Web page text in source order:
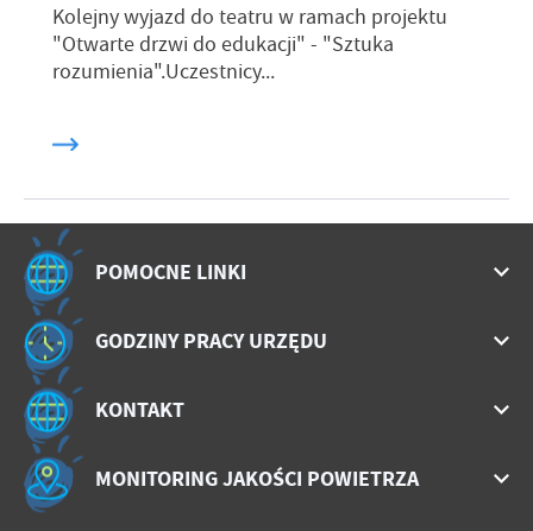
Kolejny wyjazd do teatru w ramach projektu
"Otwarte drzwi do edukacji" - "Sztuka
rozumienia".Uczestnicy...
POMOCNE LINKI
GODZINY PRACY URZĘDU
KONTAKT
MONITORING JAKOŚCI POWIETRZA